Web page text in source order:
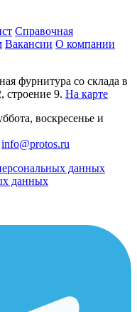
Справочная
Вакансии О компании
фурнитура со склада в
строение 9. На карте
воскресенье и
info@protos.ru
данных
данных